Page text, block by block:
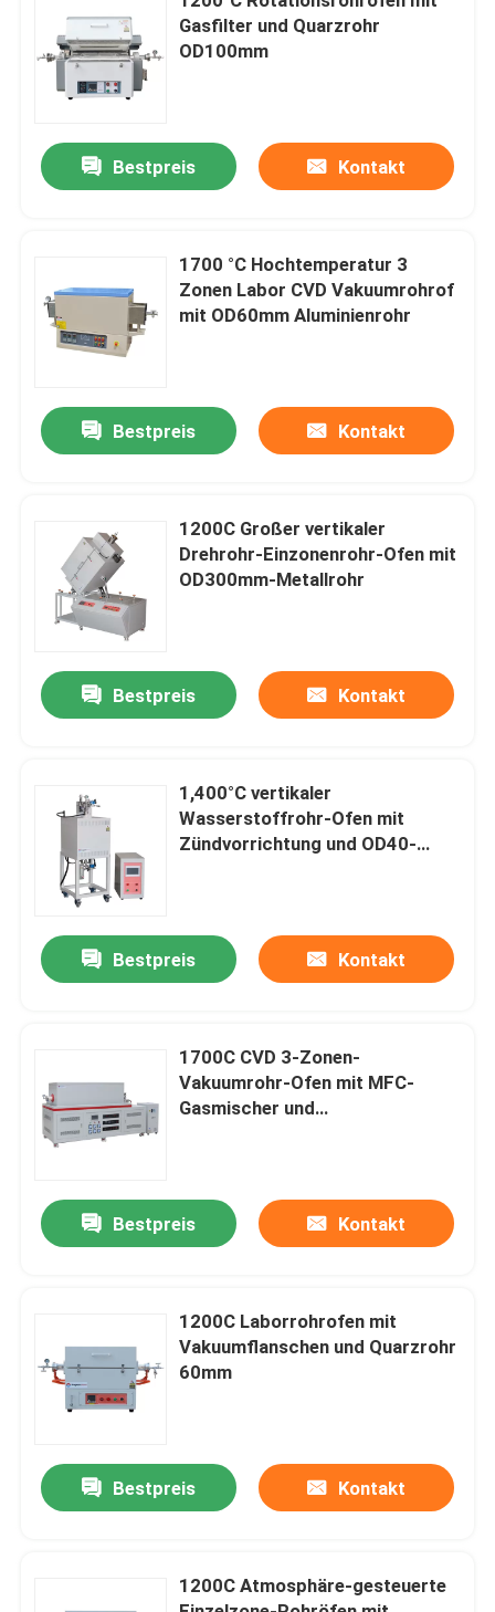
Zu Hause
Videos
Werksbesichtigung
Qualitätskontrolle
Bitte um ein Angebot
Programtherm
Hochtemperaturschleiföfen
Gasfilter und Quarzrohr
OD100mm
Bestpreis Kontakt
1700 °C Hochtemperatur 3
Zonen Labor CVD Vakuumrohrof
mit OD60mm Aluminienrohr
Bestpreis Kontakt
1200C Großer vertikaler
Drehrohr-Einzonenrohr-Ofen mit
OD300mm-Metallrohr
Bestpreis Kontakt
1,400°C vertikaler
Wasserstoffrohr-Ofen mit
Zündvorrichtung und OD40-
Bestpreis Kontakt
1700C CVD 3-Zonen-
Vakuumrohr-Ofen mit MFC-
Gasmischer und
Bestpreis Kontakt
1200C Laborrohrofen mit
Vakuumflanschen und Quarzrohr
60mm
Bestpreis Kontakt
1200C Atmosphäre-gesteuerte